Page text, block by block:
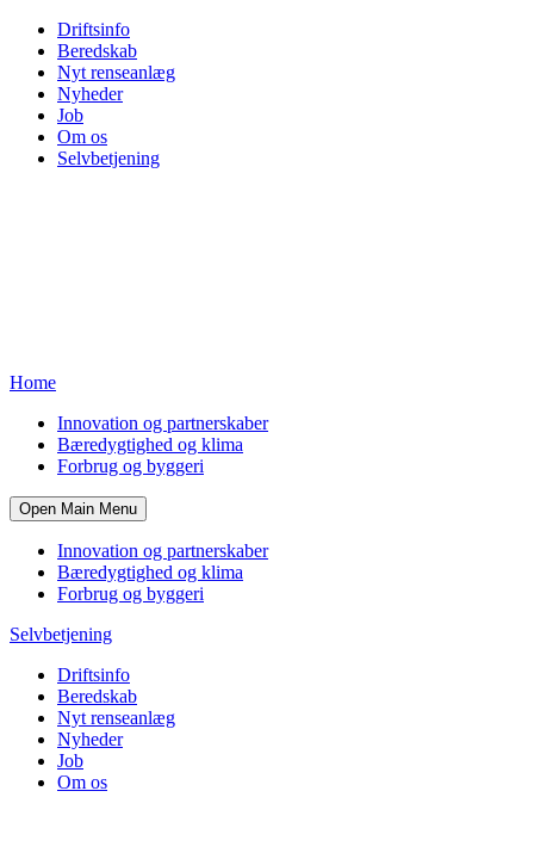
Driftsinfo
Beredskab
Nyt renseanlæg
Nyheder
Job
Om os
Selvbetjening
Home
Innovation og partnerskaber
Bæredygtighed og klima
Forbrug og byggeri
Open Main Menu
Innovation og partnerskaber
Bæredygtighed og klima
Forbrug og byggeri
Selvbetjening
Driftsinfo
Beredskab
Nyt renseanlæg
Nyheder
Job
Om os